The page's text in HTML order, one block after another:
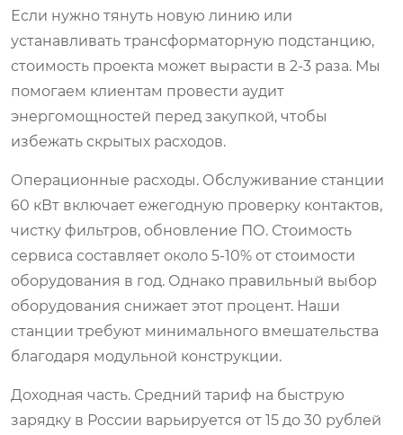
Если нужно тянуть новую линию или
устанавливать трансформаторную подстанцию,
стоимость проекта может вырасти в 2-3 раза. Мы
помогаем клиентам провести аудит
энергомощностей перед закупкой, чтобы
избежать скрытых расходов.
Операционные расходы. Обслуживание станции
60 кВт включает ежегодную проверку контактов,
чистку фильтров, обновление ПО. Стоимость
сервиса составляет около 5-10% от стоимости
оборудования в год. Однако правильный выбор
оборудования снижает этот процент. Наши
станции требуют минимального вмешательства
благодаря модульной конструкции.
Доходная часть. Средний тариф на быструю
зарядку в России варьируется от 15 до 30 рублей